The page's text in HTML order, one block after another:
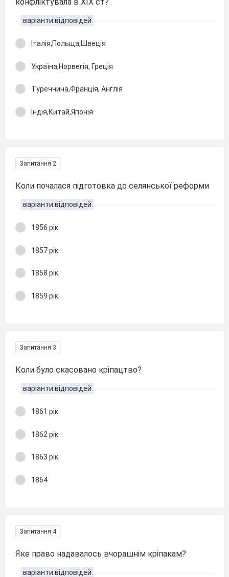
варіанти відповідей
Італія,Польща,Швеція
Україна,Норвегія, Греція
Туреччина,Франція, Англія
Індія,Китай,Японія
Запитання 2
Коли почалася підготовка до селянської реформи
варіанти відповідей
1856 рік
1857 рік
1858 рік
1859 рік
Запитання 3
Коли було скасовано кріпацтво?
варіанти відповідей
1861 рік
1862 рік
1863 рік
1864
Запитання 4
Яке право надавалось вчорашнім кріпакам?
варіанти відповідей